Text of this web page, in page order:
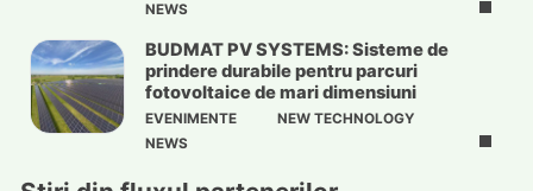
NEWS
BUDMAT PV SYSTEMS: Sisteme de
prindere durabile pentru parcuri
fotovoltaice de mari dimensiuni
EVENIMENTE
NEW TECHNOLOGY
NEWS